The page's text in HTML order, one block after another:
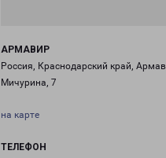
АРМАВИР
Россия, Краснодарский край,
Мичурина, 7
на карте
ТЕЛЕФОН